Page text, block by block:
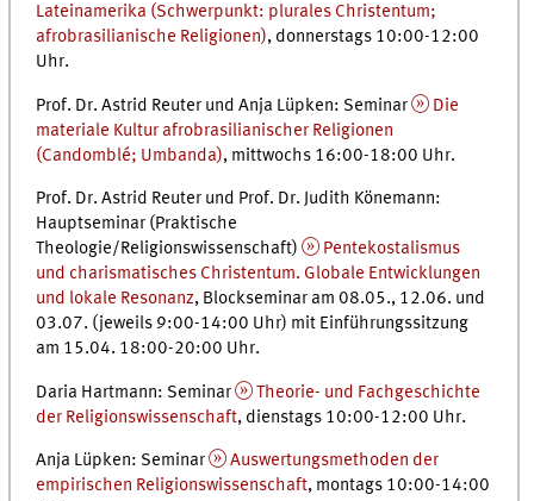
Lateinamerika (Schwerpunkt: plurales Christentum;
afrobrasilianische Religionen), donnerstags 10:00-12:00
Uhr.
Prof. Dr. Astrid Reuter und Anja Lüpken: Seminar
Die
materiale Kultur afrobrasilianischer Religionen
(Candomblé; Umbanda), mittwochs 16:00-18:00 Uhr.
Prof. Dr. Astrid Reuter und Prof. Dr. Judith Könemann:
Hauptseminar (Praktische
Theologie/Religionswissenschaft)
Pentekostalismus
und charismatisches Christentum. Globale Entwicklungen
und lokale Resonanz, Blockseminar am 08.05., 12.06. und
03.07. (jeweils 9:00-14:00 Uhr) mit Einführungssitzung
am 15.04. 18:00-20:00 Uhr.
Daria Hartmann: Seminar
Theorie- und Fachgeschichte
der Religionswissenschaft, dienstags 10:00-12:00 Uhr.
Anja Lüpken: Seminar
Auswertungsmethoden der
empirischen Religionswissenschaft, montags 10:00-14:00